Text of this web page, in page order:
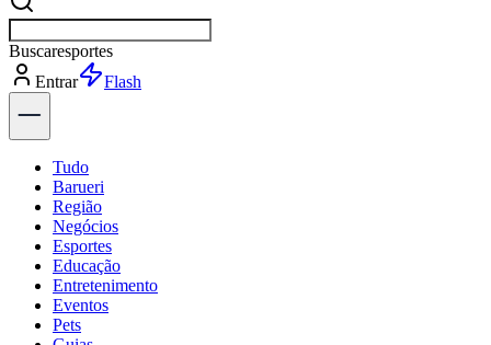
Buscarp
Entrar
Flash
Tudo
Barueri
Região
Negócios
Esportes
Educação
Entretenimento
Eventos
Pets